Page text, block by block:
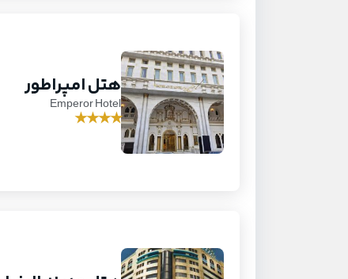
هتل امپراطور
Emperor Hotel
★
★
★
★